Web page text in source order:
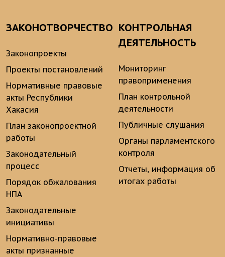
ЗАКОНОТВОРЧЕСТВО
Законопроекты
Проекты постановлений
Нормативные правовые
акты Республики
Хакасия
План законопроектной
работы
Законодательный
процесс
Порядок обжалования
НПА
Законодательные
инициативы
Нормативно-правовые
акты признанные
КОНТРОЛЬНАЯ
ДЕЯТЕЛЬНОСТЬ
Мониторинг
правоприменения
План контрольной
деятельности
Публичные слушания
Органы парламентского
контроля
Отчеты, информация об
итогах работы